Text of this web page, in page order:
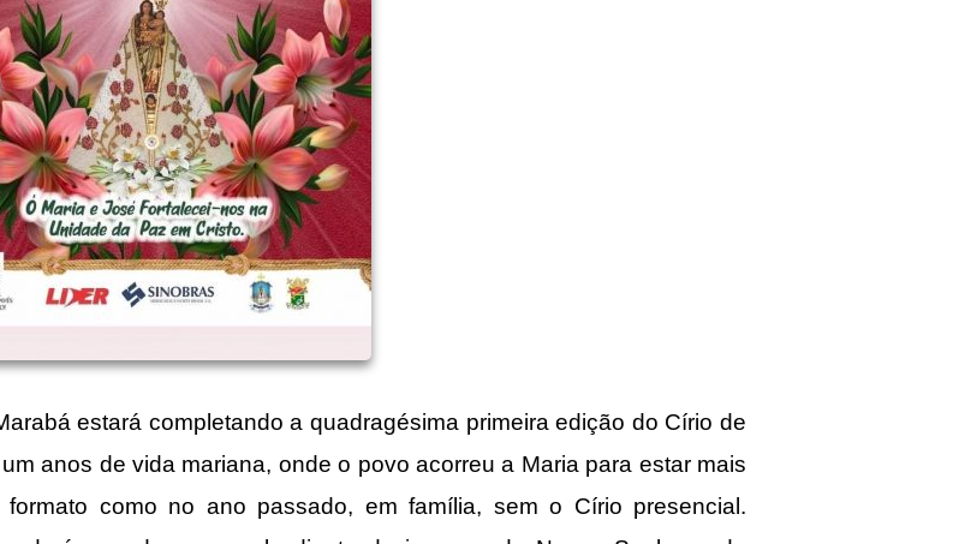
estará completando a quadragésima primeira edição do Círio de
anos de vida mariana, onde o povo acorreu a Maria para estar mais
como no ano passado, em família, sem o Círio presencial.